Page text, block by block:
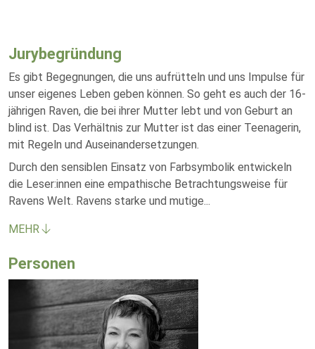
Jurybegründung
Es gibt Begegnungen, die uns aufrütteln und uns Impulse für
unser eigenes Leben geben können. So geht es auch der 16-
jährigen Raven, die bei ihrer Mutter lebt und von Geburt an
blind ist. Das Verhältnis zur Mutter ist das einer Teenagerin,
mit Regeln und Auseinandersetzungen.
Durch den sensiblen Einsatz von Farbsymbolik entwickeln
die Leser:innen eine empathische Betrachtungsweise für
Ravens Welt. Ravens starke und mutige...
MEHR
Personen